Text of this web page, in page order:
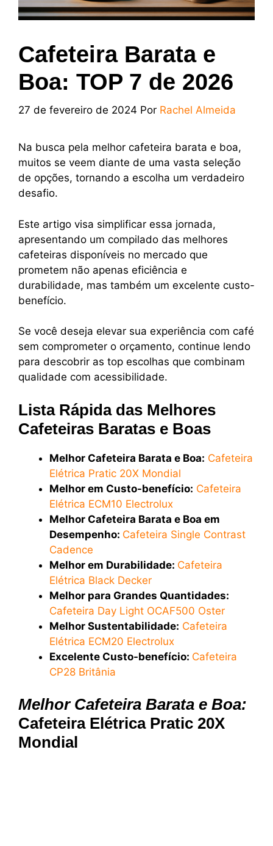
Cafeteira Barata e
Boa: TOP 7 de 2026
27 de fevereiro de 2024 Por Rachel Almeida
Na busca pela melhor cafeteira barata e boa,
muitos se veem diante de uma vasta seleção
de opções, tornando a escolha um verdadeiro
desafio.
Este artigo visa simplificar essa jornada,
apresentando um compilado das melhores
cafeteiras disponíveis no mercado que
prometem não apenas eficiência e
durabilidade, mas também um excelente custo-
benefício.
Se você deseja elevar sua experiência com café
sem comprometer o orçamento, continue lendo
para descobrir as top escolhas que combinam
qualidade com acessibilidade.
Lista Rápida das Melhores
Cafeteiras Baratas e Boas
Melhor Cafeteira Barata e Boa: Cafeteira
Elétrica Pratic 20X Mondial
Melhor em Custo-benefício: Cafeteira
Elétrica ECM10 Electrolux
Melhor Cafeteira Barata e Boa em
Desempenho: Cafeteira Single Contrast
Cadence
Melhor em Durabilidade: Cafeteira
Elétrica Black Decker
Melhor para Grandes Quantidades:
Cafeteira Day Light OCAF500 Oster
Melhor Sustentabilidade: Cafeteira
Elétrica ECM20 Electrolux
Excelente Custo-benefício: Cafeteira
CP28 Britânia
Melhor Cafeteira Barata e Boa:
Cafeteira Elétrica Pratic 20X
Mondial